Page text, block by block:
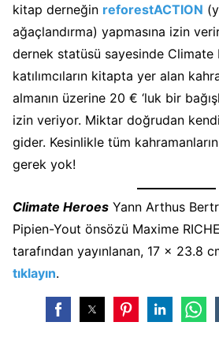
kitap derneğin reforestACTION
ağaçlandırma) yapmasına izin
dernek statüsü sayesinde Climate
katılımcıların kitapta yer alan
almanın üzerine 20 € ‘luk bir
izin veriyor. Miktar doğrudan
gider. Kesinlikle tüm
gerek yok!
Climate Heroes Yann Arthus
Pipien-Yout önsözü Maxime
tarafından yayınlanan, 17 x 23.8
tıklayın.